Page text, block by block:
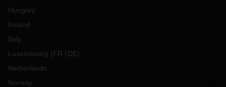
Hungary
Ireland
Italy
Luxembourg (FR DE)
Netherlands
Norway